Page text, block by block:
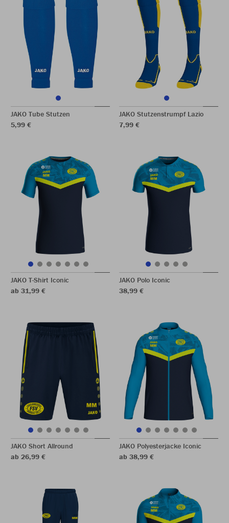
JAKO Tube Stutzen
5,99 €
JAKO Stutzenstrumpf Lazio
7,99 €
JAKO T-Shirt Iconic
ab 31,99 €
JAKO Polo Iconic
38,99 €
JAKO Short Allround
ab 26,99 €
JAKO Polyesterjacke Iconic
ab 38,99 €